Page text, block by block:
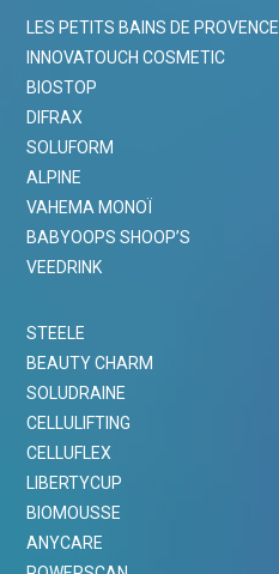
LES PETITS BAINS DE PROVENCE
INNOVATOUCH COSMETIC
BIOSTOP
DIFRAX
SOLUFORM
ALPINE
VAHEMA MONOÏ
BABYOOPS SHOOP’S
VEEDRINK
STEELE
BEAUTY CHARM
SOLUDRAINE
CELLULIFTING
CELLUFLEX
LIBERTYCUP
BIOMOUSSE
ANYCARE